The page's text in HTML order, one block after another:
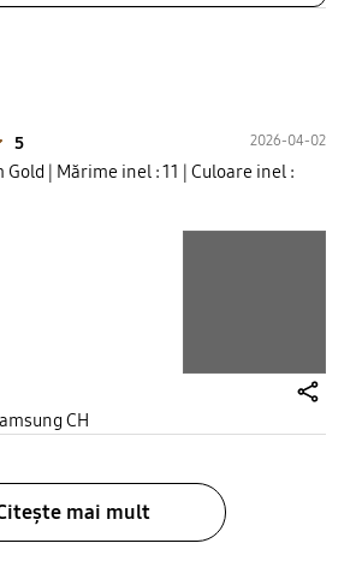
5 2026-04-02
Gold | Mărime inel : 11 | Culoare inel :
CH
mai mult